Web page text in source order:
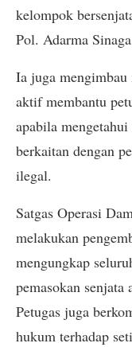
kelompok
Pol. Adarma
Ia juga mengimbau
aktif membantu
apabila
berkaitan dengan
ilegal.
Satgas Operasi
melakukan
mengungkap
pemasokan
Petugas juga
hukum terhadap